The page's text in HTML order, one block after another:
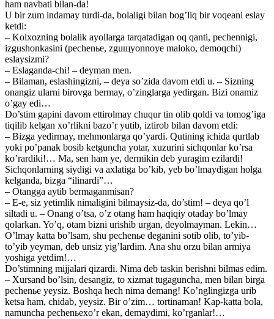
ham navbati bilan-da!
U bir zum indamay turdi-da, bolaligi bilan bog’liq bir voqeani eslay
ketdi:
– Kolxozning bolalik ayollarga tarqatadigan oq qanti, pechennigi,
izgushonkasini (pechenьe, zguщyonnoye maloko, demoqchi)
eslaysizmi?
– Eslaganda-chi! – deyman men.
– Bilaman, eslashingizni, – deya so’zida davom etdi u. – Sizning
onangiz ularni birovga bermay, o’zinglarga yedirgan. Bizi onamiz
o’gay edi…
Do’stim gapini davom ettirolmay chuqur tin olib qoldi va tomog’iga
tiqilib kelgan xo’rlikni bazo’r yutib, iztirob bilan davom etdi:
– Bizga yedirmay, mehmonlarga qo’yardi. Qutining ichida qurtlab
yoki po’panak bosib ketguncha yotar, xuzurini sichqonlar ko’rsa
ko’rardiki!… Ma, sen ham ye, dermikin deb yuragim ezilardi!
Sichqonlarning siydigi va axlatiga bo’kib, yeb bo’lmaydigan holga
kelganda, bizga “ilinardi”…
– Otangga aytib bermaganmisan?
– E-e, siz yetimlik nimaligini bilmaysiz-da, do’stim! – deya qo’l
siltadi u. – Onang o’tsa, o’z otang ham haqiqiy otaday bo’lmay
qolarkan. Yo’q, otam bizni urishib urgan, deyolmayman. Lekin…
O’lmay katta bo’lsam, shu pechenьe deganini sotib olib, to’yib-
to’yib yeyman, deb unsiz yig’lardim. Ana shu orzu bilan armiya
yoshiga yetdim!…
Do’stimning mijjalari qizardi. Nima deb taskin berishni bilmas edim.
– Xursand bo’lsin, desangiz, to xizmat tugaguncha, men bilan birga
pechenьe yeysiz. Boshqa hech nima demang! Ko’nglingizga urib
ketsa ham, chidab, yeysiz. Bir o’zim… tortinaman! Kap-katta bola,
namuncha pechenьexo’r ekan, demaydimi, ko’rganlar!…